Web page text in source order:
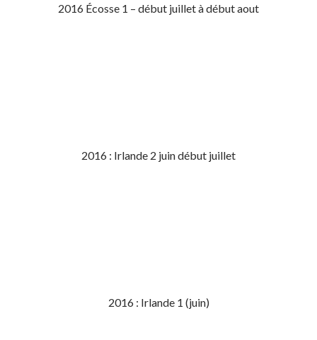
2016 Écosse 1 – début juillet à début aout
2016 : Irlande 2 juin début juillet
2016 : Irlande 1 (juin)